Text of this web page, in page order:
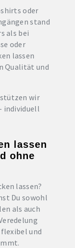
oder
stand
als bei
oder
lassen
Qualität und
wir
individuell
lassen
ohne
lassen?
Du sowohl
als auch
und